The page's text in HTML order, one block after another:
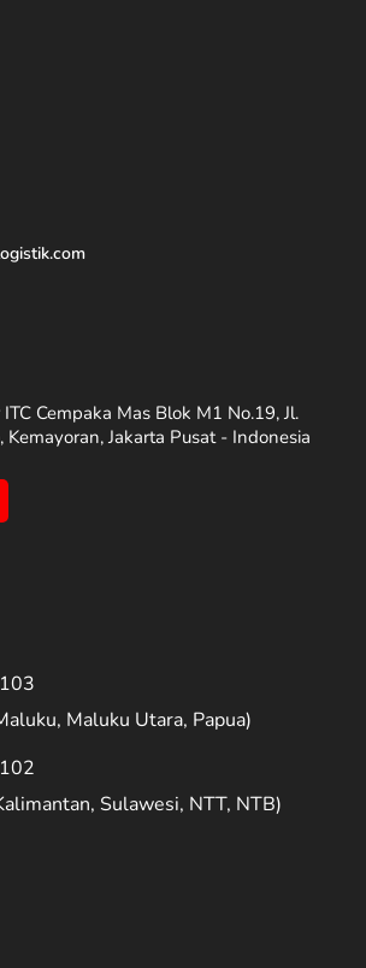
Cempaka Mas Blok M1 No.19, Jl.
Kemayoran, Jakarta Pusat - Indonesia
Maluku Utara, Papua)
Sulawesi, NTT, NTB)